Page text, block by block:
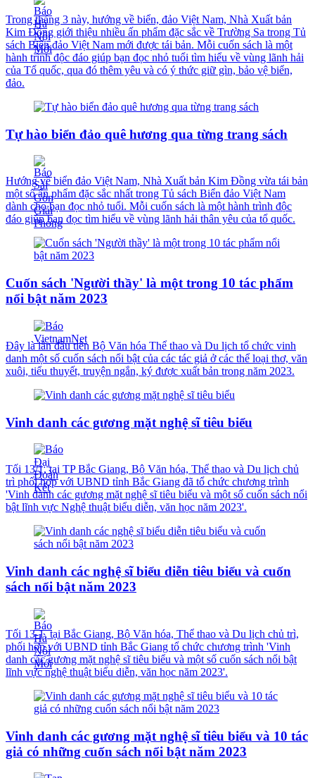
Trong tháng 3 này, hướng về biển, đảo Việt Nam, Nhà Xuất bản
Kim Đồng giới thiệu nhiều ấn phẩm đặc sắc về Trường Sa trong Tủ
sách Biển đảo Việt Nam mới được tái bản. Mỗi cuốn sách là một
hành trình độc đáo giúp bạn đọc nhỏ tuổi tìm hiểu về vùng lãnh hải
của Tổ quốc, qua đó thêm yêu và có ý thức giữ gìn, bảo vệ biển,
đảo.
Tự hào biển đảo quê hương qua từng trang sách
Hướng về biển đảo Việt Nam, Nhà Xuất bản Kim Đồng vừa tái bản
một số ấn phẩm đặc sắc nhất trong Tủ sách Biển đảo Việt Nam
dành cho bạn đọc nhỏ tuổi. Mỗi cuốn sách là một hành trình độc
đáo giúp bạn đọc tìm hiểu về vùng lãnh hải thân yêu của tổ quốc.
Cuốn sách 'Người thầy' là một trong 10 tác phẩm
nổi bật năm 2023
Đây là lần đầu tiên Bộ Văn hóa Thể thao và Du lịch tổ chức vinh
danh một số cuốn sách nổi bật của các tác giả ở các thể loại thơ, văn
xuôi, tiểu thuyết, truyện ngắn, ký được xuất bản trong năm 2023.
Vinh danh các gương mặt nghệ sĩ tiêu biểu
Tối 13/1, tại TP Bắc Giang, Bộ Văn hóa, Thể thao và Du lịch chủ
trì phối hợp với UBND tỉnh Bắc Giang đã tổ chức chương trình
'Vinh danh các gương mặt nghệ sĩ tiêu biểu và một số cuốn sách nổi
bật lĩnh vực Nghệ thuật biểu diễn, văn học năm 2023'.
Vinh danh các nghệ sĩ biểu diễn tiêu biểu và cuốn
sách nổi bật năm 2023
Tối 13-1, tại Bắc Giang, Bộ Văn hóa, Thể thao và Du lịch chủ trì,
phối hợp với UBND tỉnh Bắc Giang tổ chức chương trình 'Vinh
danh các gương mặt nghệ sĩ tiêu biểu và một số cuốn sách nổi bật
lĩnh vực nghệ thuật biểu diễn, văn học năm 2023'.
Vinh danh các gương mặt nghệ sĩ tiêu biểu và 10 tác
giả có những cuốn sách nổi bật năm 2023